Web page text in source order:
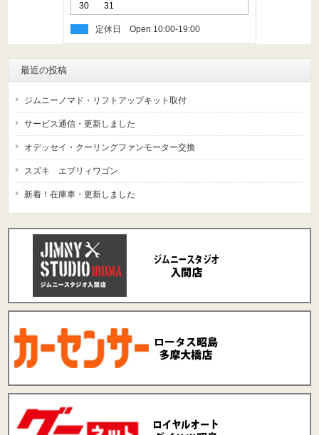
30
31
定休日
最近の投稿
ジムニーノマド・リフトアップキット取付
サービス通信・更新しました
オデッセイ・クーリングファンモーター交換
スズキ エブリィワゴン
新着！在庫車・更新しました